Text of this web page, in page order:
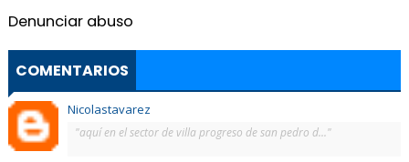
Denunciar abuso
COMENTARIOS
Nicolastavarez
"aquí en el sector de villa progreso de san pedro d..."